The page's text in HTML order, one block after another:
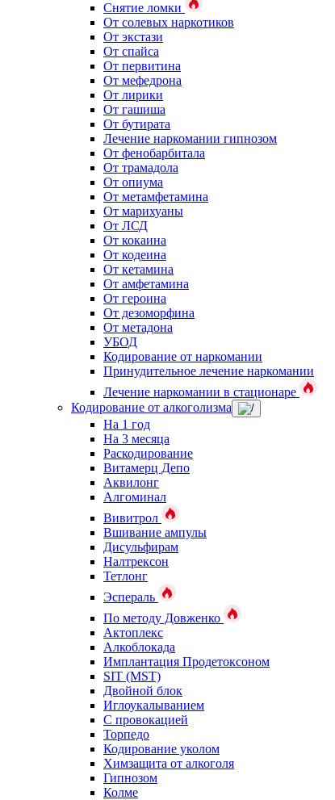
Снятие ломки
От солевых наркотиков
От экстази
От спайса
От первитина
От мефедрона
От лирики
От гашиша
От бутирата
Лечение наркомании гипнозом
От фенобарбитала
От трамадола
От опиума
От метамфетамина
От марихуаны
От ЛСД
От кокаина
От кодеина
От кетамина
От амфетамина
От героина
От дезоморфина
От метадона
УБОД
Кодирование от наркомании
Принудительное лечение наркомании
Лечение наркомании в стационаре
Кодирование от алкоголизма
На 1 год
На 3 месяца
Раскодирование
Витамерц Депо
Аквилонг
Алгоминал
Вивитрол
Вшивание ампулы
Дисульфирам
Налтрексон
Тетлонг
Эспераль
По методу Довженко
Актоплекс
Алкоблокада
Имплантация Продетоксоном
SIT (MST)
Двойной блок
Иглоукалыванием
С провокацией
Торпедо
Кодирование уколом
Химзащита от алкоголя
Гипнозом
Колме